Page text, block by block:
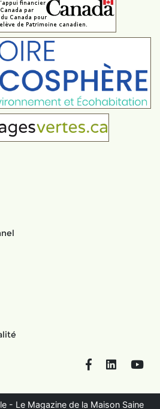
FacebookLinkedIn
- Le Magazine de la Maison Saine